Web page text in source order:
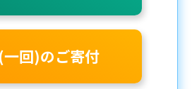
回)のご寄付